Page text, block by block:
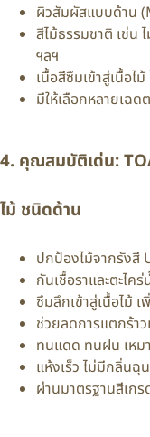
ผิวสัมผัสแบบด้าน
สีไม้ธรรมชาติ เช่น
ฯลฯ
เนื้อสีซึมเข้าสู่เนื้อไ
มีให้เลือกหลายเฉด
4. คุณสมบัติเด่น:
ไม้ ชนิดด้าน
ปกป้องไม้จากรังสี
กันเชื้อราและตะไค
ซึมลึกเข้าสู่เนื้อไม้
ช่วยลดการแตกร้า
ทนแดด ทนฝน เหม
แห้งเร็ว ไม่มีกลิ่น
ผ่านมาตรฐานสีเก